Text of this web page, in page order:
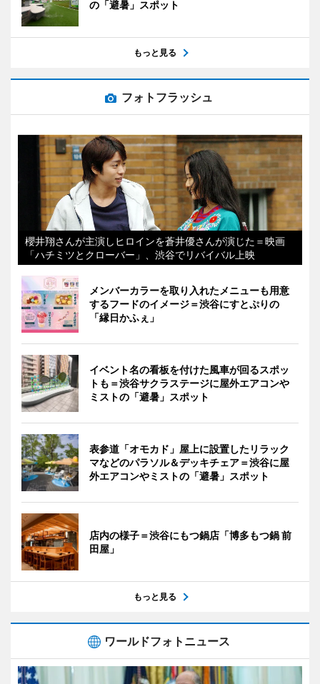
の「避暑」スポット
もっと見る
フォトフラッシュ
櫻井翔さんが主演しヒロインを蒼井優さんが演じた＝映画
「ハチミツとクローバー」、渋谷でリバイバル上映
メンバーカラーを取り入れたメニューも用意
するフードのイメージ＝渋谷にすとぷりの
「縁日かふぇ」
イベント名の看板を付けた風車が回るスポッ
トも＝渋谷サクラステージに屋外エアコンや
ミストの「避暑」スポット
表参道「オモカド」屋上に設置したリラック
マなどのパラソル＆デッキチェア＝渋谷に屋
外エアコンやミストの「避暑」スポット
店内の様子＝渋谷にもつ鍋店「博多もつ鍋 前
田屋」
もっと見る
ワールドフォトニュース